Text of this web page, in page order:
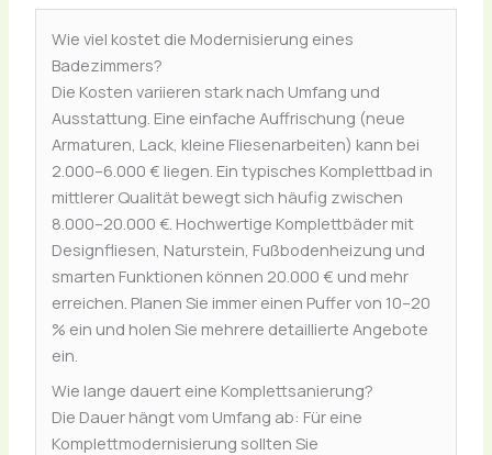
Wie viel kostet die Modernisierung eines
Badezimmers?
Die Kosten variieren stark nach Umfang und
Ausstattung. Eine einfache Auffrischung (neue
Armaturen, Lack, kleine Fliesenarbeiten) kann bei
2.000–6.000 € liegen. Ein typisches Komplettbad in
mittlerer Qualität bewegt sich häufig zwischen
8.000–20.000 €. Hochwertige Komplettbäder mit
Designfliesen, Naturstein, Fußbodenheizung und
smarten Funktionen können 20.000 € und mehr
erreichen. Planen Sie immer einen Puffer von 10–20
% ein und holen Sie mehrere detaillierte Angebote
ein.
Wie lange dauert eine Komplettsanierung?
Die Dauer hängt vom Umfang ab: Für eine
Komplettmodernisierung sollten Sie